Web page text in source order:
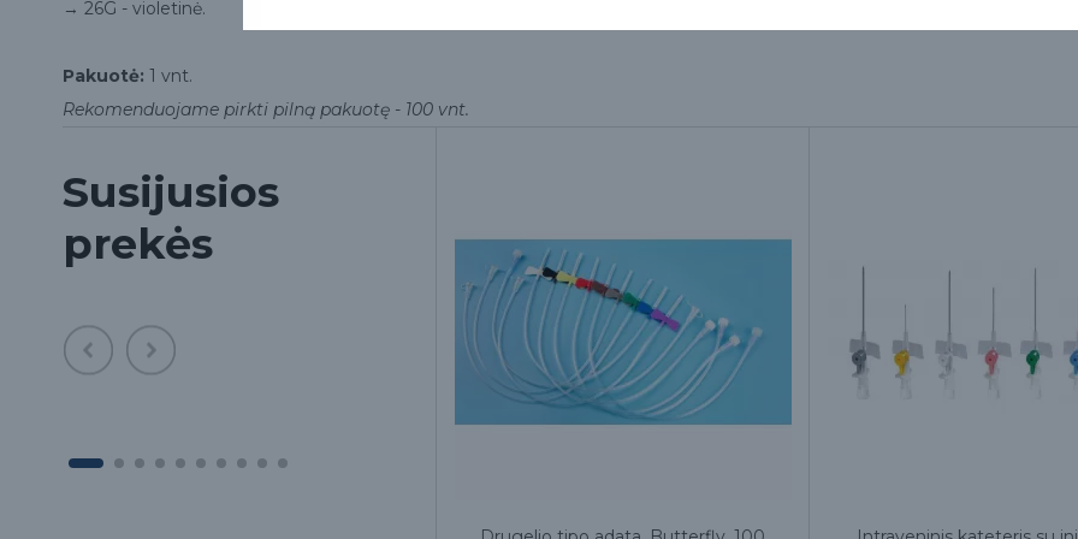
→ 26G - violetinė.
Pakuotė: 1 vnt.
Rekomenduojame pirkti pilną pakuotę - 100 vnt.
Susijusios
prekės